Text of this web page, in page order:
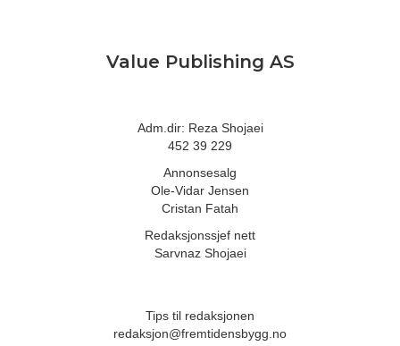
Value Publishing AS
Adm.dir: Reza Shojaei
452 39 229
Annonsesalg
Ole-Vidar Jensen
Cristan Fatah
Redaksjonssjef nett
Sarvnaz Shojaei
Tips til redaksjonen
redaksjon@fremtidensbygg.no